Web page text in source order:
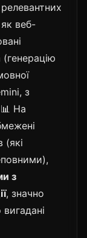
веб-
(генерацію
з
На
(які
з
, значно